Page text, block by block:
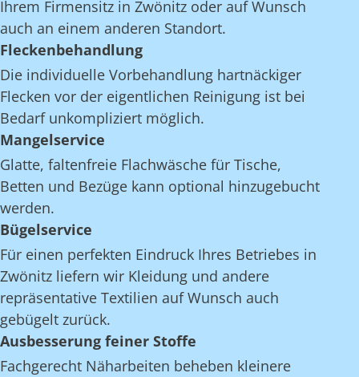
Ihrem Firmensitz in Zwönitz oder auf Wunsch
auch an einem anderen Standort.
Fleckenbehandlung
Die individuelle Vorbehandlung hartnäckiger
Flecken vor der eigentlichen Reinigung ist bei
Bedarf unkompliziert möglich.
Mangelservice
Glatte, faltenfreie Flachwäsche für Tische,
Betten und Bezüge kann optional hinzugebucht
werden.
Bügelservice
Für einen perfekten Eindruck Ihres Betriebes in
Zwönitz liefern wir Kleidung und andere
repräsentative Textilien auf Wunsch auch
gebügelt zurück.
Ausbesserung feiner Stoffe
Fachgerecht Näharbeiten beheben kleinere